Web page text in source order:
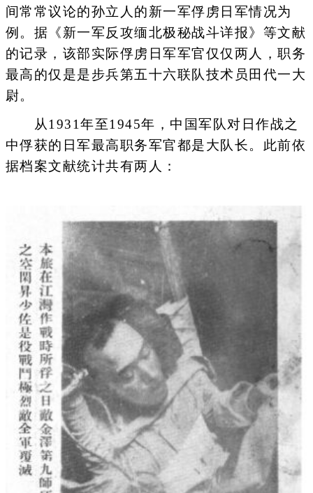
间常常议论的孙立人的新一军俘虏日军情况为
例。据《新一军反攻缅北极秘战斗详报》等文献
的记录，该部实际俘虏日军军官仅仅两人，职务
最高的仅是是步兵第五十六联队技术员田代一大
尉。
从1931年至1945年，中国军队对日作战之
中俘获的日军最高职务军官都是大队长。此前依
据档案文献统计共有两人：